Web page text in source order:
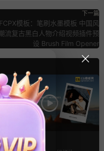
下一篇
FCPX模板：笔刷水墨模板 中国风
流复古黑白人物介绍视频插件预
设 Brush Film Opener
AE模板